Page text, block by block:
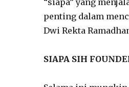
“siapa” yang
penting dalam
Dwi Rekta
SIAPA SIH